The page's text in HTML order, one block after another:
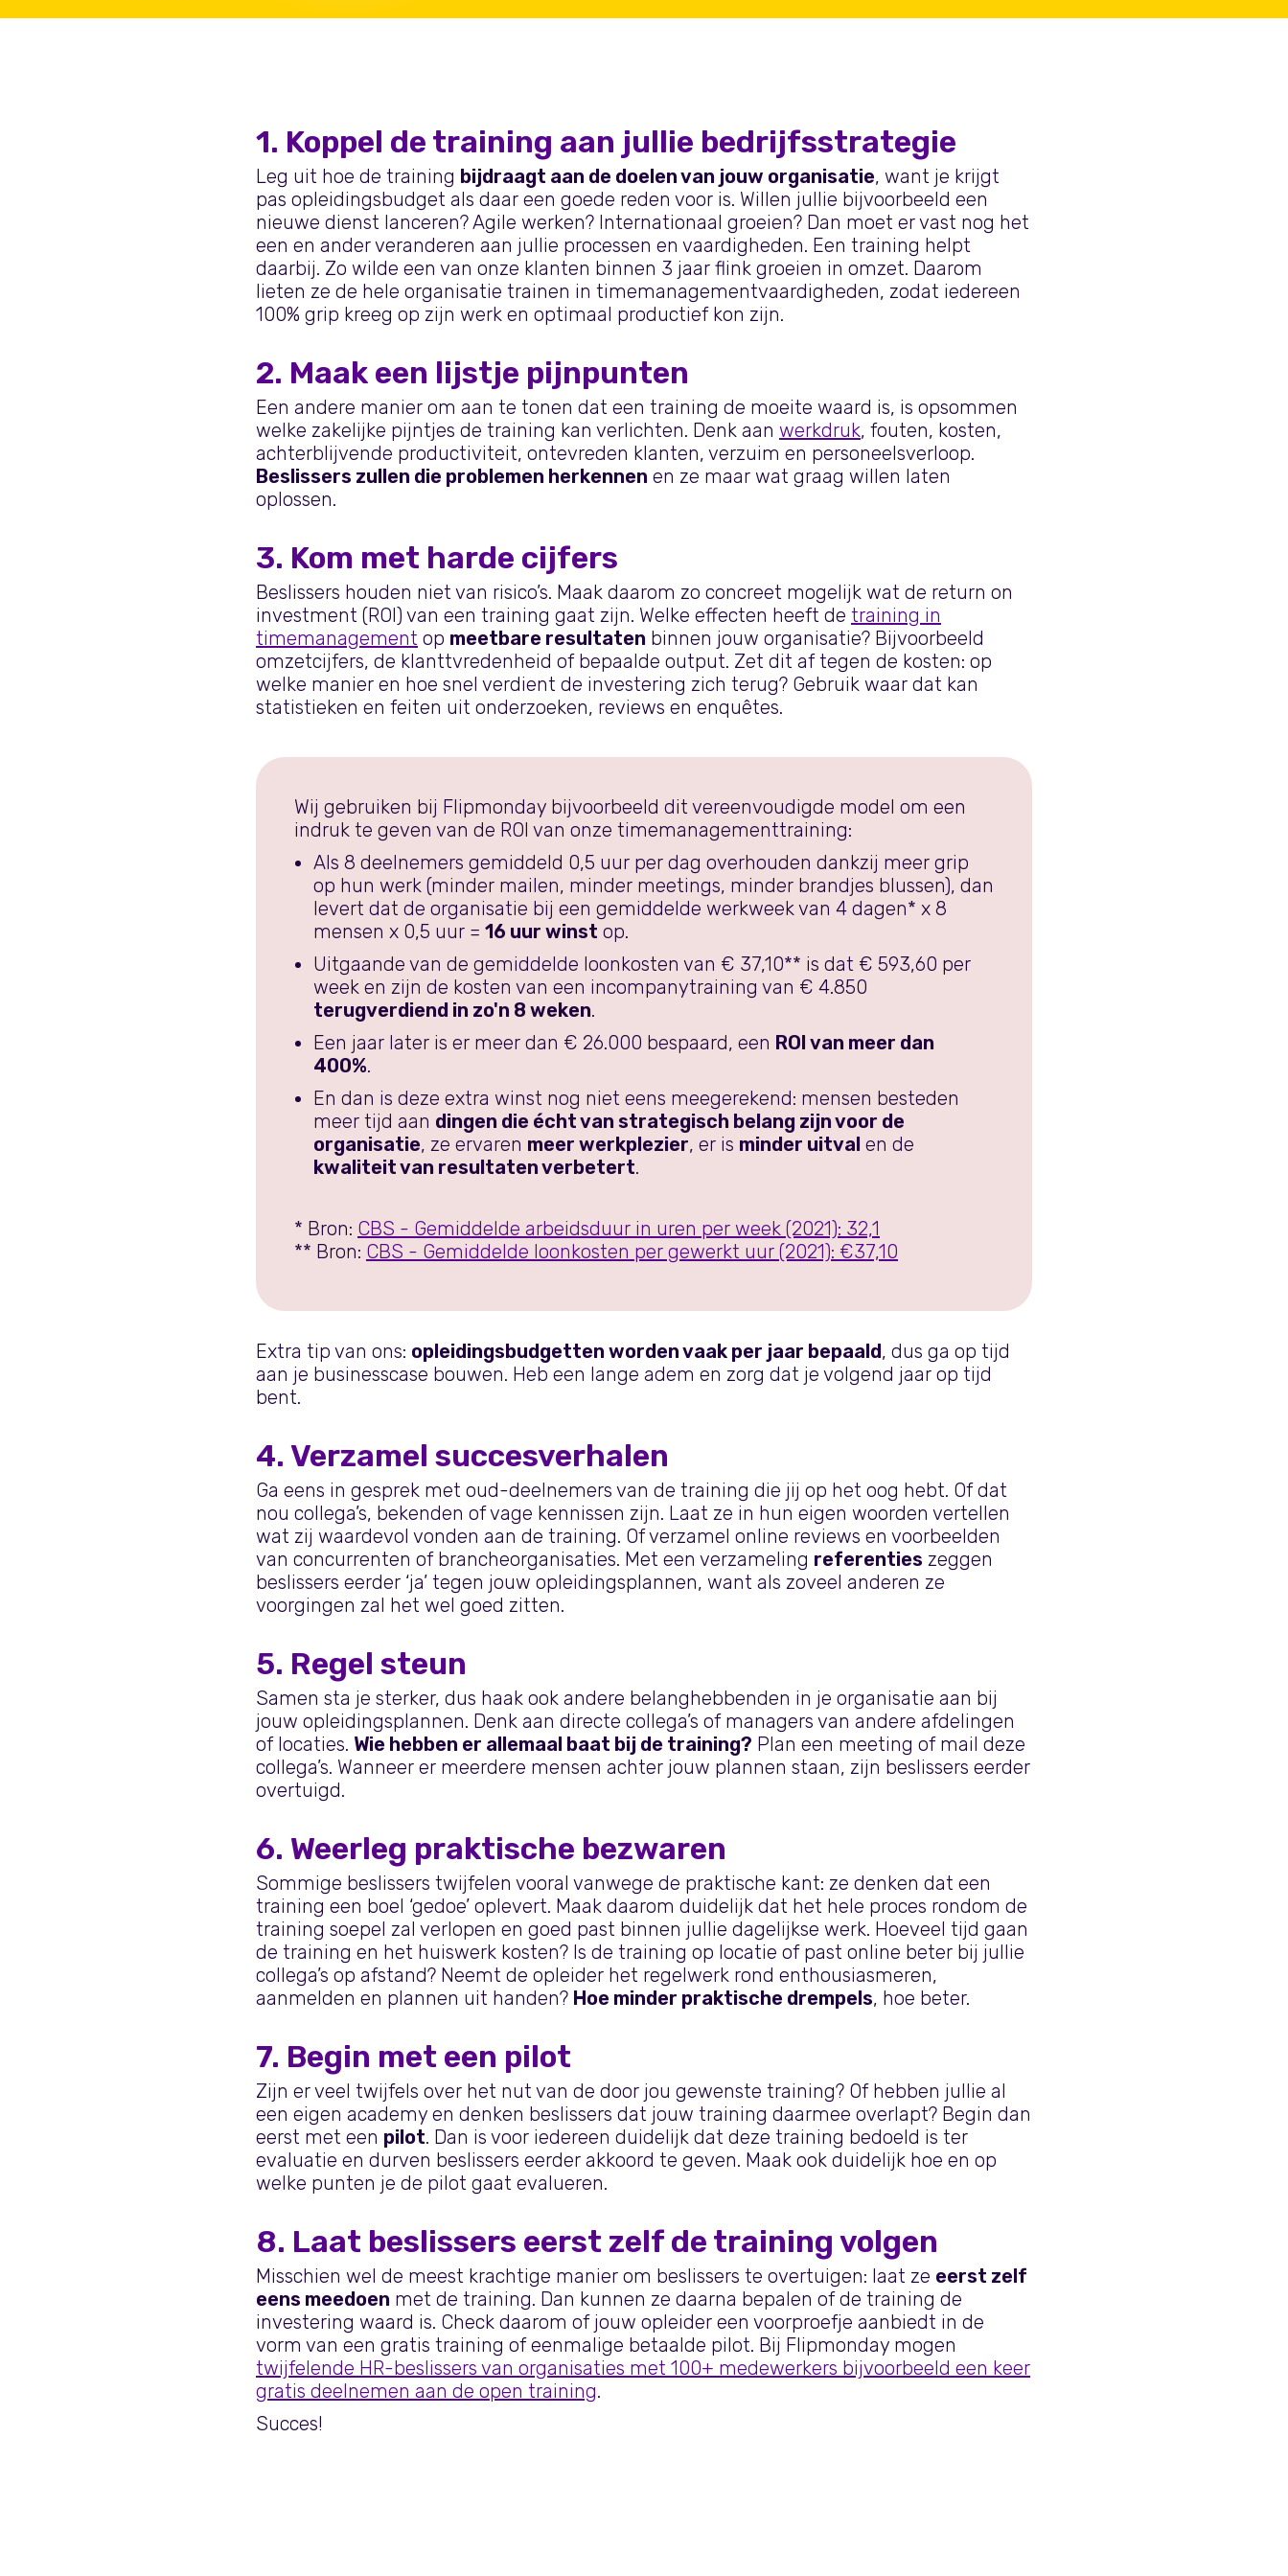
1. Koppel de training aan jullie bedrijfsstrategie
Leg uit hoe de training bijdraagt aan de doelen van jouw organisatie, want je krijgt
pas opleidingsbudget als daar een goede reden voor is. Willen jullie bijvoorbeeld een
nieuwe dienst lanceren? Agile werken? Internationaal groeien? Dan moet er vast nog het
een en ander veranderen aan jullie processen en vaardigheden. Een training helpt
daarbij. Zo wilde een van onze klanten binnen 3 jaar flink groeien in omzet. Daarom
lieten ze de hele organisatie trainen in timemanagementvaardigheden, zodat iedereen
100% grip kreeg op zijn werk en optimaal productief kon zijn.
2. Maak een lijstje pijnpunten
Een andere manier om aan te tonen dat een training de moeite waard is, is opsommen
welke zakelijke pijntjes de training kan verlichten. Denk aan werkdruk, fouten, kosten,
achterblijvende productiviteit, ontevreden klanten, verzuim en personeelsverloop.
Beslissers zullen die problemen herkennen en ze maar wat graag willen laten
oplossen.
3. Kom met harde cijfers
Beslissers houden niet van risico’s. Maak daarom zo concreet mogelijk wat de return on
investment (ROI) van een training gaat zijn. Welke effecten heeft de training in
timemanagement op meetbare resultaten binnen jouw organisatie? Bijvoorbeeld
omzetcijfers, de klanttvredenheid of bepaalde output. Zet dit af tegen de kosten: op
welke manier en hoe snel verdient de investering zich terug? Gebruik waar dat kan
statistieken en feiten uit onderzoeken, reviews en enquêtes.
Wij gebruiken bij Flipmonday bijvoorbeeld dit vereenvoudigde model om een
indruk te geven van de ROI van onze timemanagementtraining:
Als 8 deelnemers gemiddeld 0,5 uur per dag overhouden dankzij meer grip
op hun werk (minder mailen, minder meetings, minder brandjes blussen), dan
levert dat de organisatie bij een gemiddelde werkweek van 4 dagen* x 8
mensen x 0,5 uur = 16 uur winst op.
Uitgaande van de gemiddelde loonkosten van € 37,10** is dat € 593,60 per
week en zijn de kosten van een incompanytraining van € 4.850
terugverdiend in zo'n 8 weken.
Een jaar later is er meer dan € 26.000 bespaard, een ROI van meer dan
400%.
En dan is deze extra winst nog niet eens meegerekend: mensen besteden
meer tijd aan dingen die écht van strategisch belang zijn voor de
organisatie, ze ervaren meer werkplezier, er is minder uitval en de
kwaliteit van resultaten verbetert.
* Bron: CBS - Gemiddelde arbeidsduur in uren per week (2021): 32,1
** Bron: CBS - Gemiddelde loonkosten per gewerkt uur (2021): €37,10
Extra tip van ons: opleidingsbudgetten worden vaak per jaar bepaald, dus ga op tijd
aan je businesscase bouwen. Heb een lange adem en zorg dat je volgend jaar op tijd
bent.
4. Verzamel succesverhalen
Ga eens in gesprek met oud-deelnemers van de training die jij op het oog hebt. Of dat
nou collega’s, bekenden of vage kennissen zijn. Laat ze in hun eigen woorden vertellen
wat zij waardevol vonden aan de training. Of verzamel online reviews en voorbeelden
van concurrenten of brancheorganisaties. Met een verzameling referenties zeggen
beslissers eerder ‘ja’ tegen jouw opleidingsplannen, want als zoveel anderen ze
voorgingen zal het wel goed zitten.
5. Regel steun
Samen sta je sterker, dus haak ook andere belanghebbenden in je organisatie aan bij
jouw opleidingsplannen. Denk aan directe collega’s of managers van andere afdelingen
of locaties. Wie hebben er allemaal baat bij de training? Plan een meeting of mail deze
collega’s. Wanneer er meerdere mensen achter jouw plannen staan, zijn beslissers eerder
overtuigd.
6. Weerleg praktische bezwaren
Sommige beslissers twijfelen vooral vanwege de praktische kant: ze denken dat een
training een boel ‘gedoe’ oplevert. Maak daarom duidelijk dat het hele proces rondom de
training soepel zal verlopen en goed past binnen jullie dagelijkse werk. Hoeveel tijd gaan
de training en het huiswerk kosten? Is de training op locatie of past online beter bij jullie
collega’s op afstand? Neemt de opleider het regelwerk rond enthousiasmeren,
aanmelden en plannen uit handen? Hoe minder praktische drempels, hoe beter.
7. Begin met een pilot
Zijn er veel twijfels over het nut van de door jou gewenste training? Of hebben jullie al
een eigen academy en denken beslissers dat jouw training daarmee overlapt? Begin dan
eerst met een pilot. Dan is voor iedereen duidelijk dat deze training bedoeld is ter
evaluatie en durven beslissers eerder akkoord te geven. Maak ook duidelijk hoe en op
welke punten je de pilot gaat evalueren.
8. Laat beslissers eerst zelf de training volgen
Misschien wel de meest krachtige manier om beslissers te overtuigen: laat ze eerst zelf
eens meedoen met de training. Dan kunnen ze daarna bepalen of de training de
investering waard is. Check daarom of jouw opleider een voorproefje aanbiedt in de
vorm van een gratis training of eenmalige betaalde pilot. Bij Flipmonday mogen
twijfelende HR-beslissers van organisaties met 100+ medewerkers bijvoorbeeld een keer
gratis deelnemen aan de open training.
Succes!